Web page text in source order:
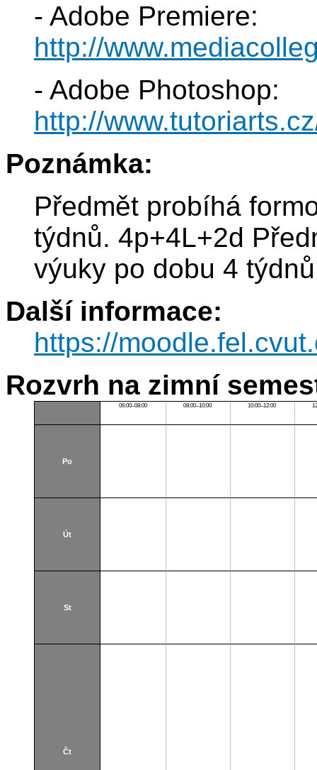
- Adobe Premiere:
http://
- Adobe Photoshop:
http://
Poznámka:
Předmět probíhá
týdnů. 4p+4L+2d
výuky po dobu 4
Další informace:
https://
Rozvrh na zimní
06:00–08:00 08:00–10:00 10:00–12:00
Po
Út
St
Čt